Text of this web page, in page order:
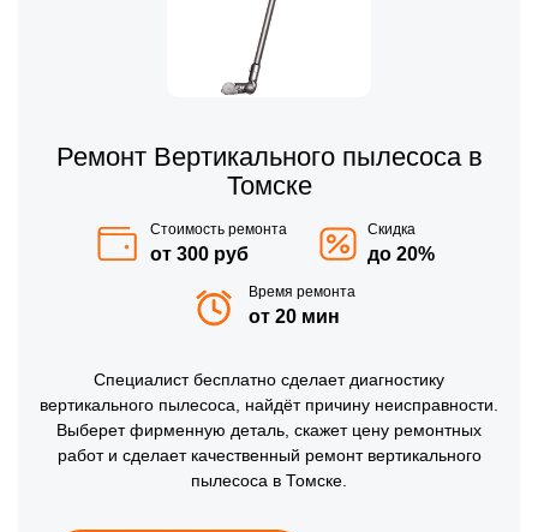
Ремонт Вертикального пылесоса в
Томске
Стоимость ремонта
от 300 руб
Скидка
до 20%
Время ремонта
от 20 мин
Специалистбесплатно сделает диагностику
вертикального пылесоса, найдёт причину неисправности.
Выберет фирменную деталь, скажет цену ремонтных
работ и сделает качественный ремонт вертикального
пылесоса в Томске.